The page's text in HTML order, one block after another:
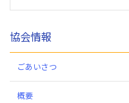
協会情報
ごあいさつ
概要